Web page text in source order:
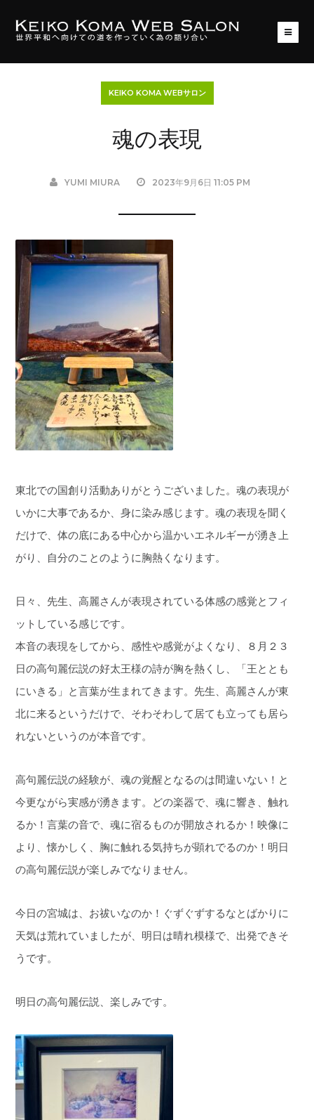
KEIKO KOMA WEBサロン
魂の表現
YUMI MIURA 2023年9月6日 11:05 PM
東北での国創り活動ありがとうございました。魂の表現が
いかに大事であるか、身に染み感じます。魂の表現を聞く
だけで、体の底にある中心から温かいエネルギーが湧き上
がり、自分のことのように胸熱くなります。
日々、先生、高麗さんが表現されている体感の感覚とフィ
ットしている感じです。
本音の表現をしてから、感性や感覚がよくなり、８月２３
日の高句麗伝説の好太王様の詩が胸を熱くし、「王ととも
にいきる」と言葉が生まれてきます。先生、高麗さんが東
北に来るというだけで、そわそわして居ても立っても居ら
れないというのが本音です。
高句麗伝説の経験が、魂の覚醒となるのは間違いない！と
今更ながら実感が湧きます。どの楽器で、魂に響き、触れ
るか！言葉の音で、魂に宿るものが開放されるか！映像に
より、懐かしく、胸に触れる気持ちが顕れでるのか！明日
の高句麗伝説が楽しみでなりません。
今日の宮城は、お祓いなのか！ぐずぐずするなとばかりに
天気は荒れていましたが、明日は晴れ模様で、出発できそ
うです。
明日の高句麗伝説、楽しみです。